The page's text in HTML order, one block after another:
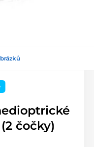
čočky)